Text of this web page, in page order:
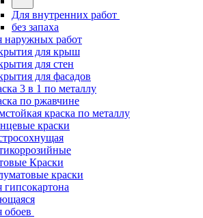
Для внутренних работ
без запаха
наружных работ
для крыш
для стен
для фасадов
3 в 1 по металлу
по ржавчине
краска по металлу
краски
Краски
краски
гипсокартона
обоев